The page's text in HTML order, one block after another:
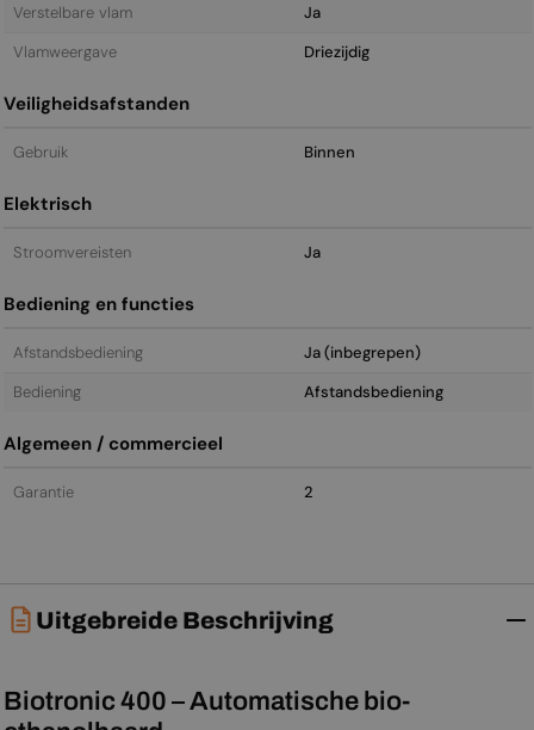
Verstelbare vlam
Ja
Vlamweergave
Driezijdig
Veiligheidsafstanden
Gebruik Binnen
Elektrisch
Stroomvereisten Ja
Bediening en functies
Afstandsbediening
Ja (inbegrepen)
Bediening
Afstandsbediening
Algemeen / commercieel
Garantie 2
Uitgebreide Beschrijving
Biotronic 400 – Automatische bio-